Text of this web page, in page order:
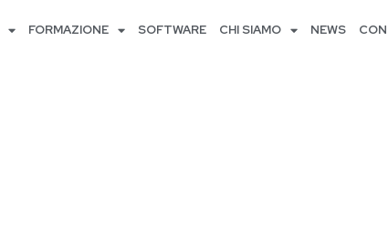
FORMAZIONE SOFTWARE CHI SIAMO NEWS